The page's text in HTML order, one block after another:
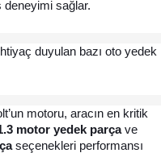
sağlar.
duyulan bazı oto yedek
motoru, aracın en kritik
motor yedek parça
seçenekleri performansı